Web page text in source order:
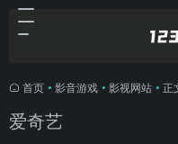
首页 • 影音游戏 • 影视网站 • 正
爱奇艺